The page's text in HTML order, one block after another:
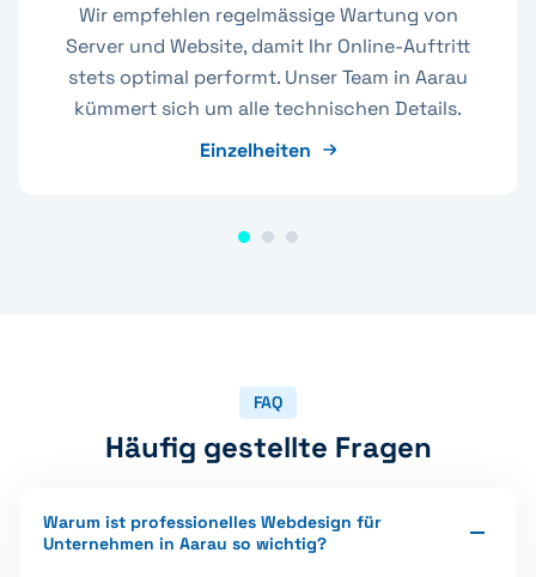
Wir empfehlen regelmässige Wartung von
Server und Website, damit Ihr Online-Auftritt
stets optimal performt. Unser Team in Aarau
kümmert sich um alle technischen Details.
Einzelheiten
FAQ
Häufig gestellte Fragen
Warum ist professionelles Webdesign für
Unternehmen in Aarau so wichtig?